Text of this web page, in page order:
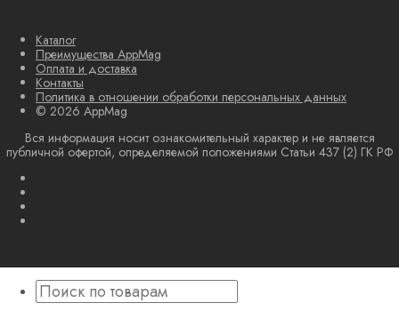
Каталог
Преимущества AppMag
Оплата и доставка
Контакты
Политика в отношении обработки персональных данных
© 2026 AppMag
Вся информация носит ознакомительный характер и не является
публичной офертой, определяемой положениями Статьи 437 (2) ГК РФ